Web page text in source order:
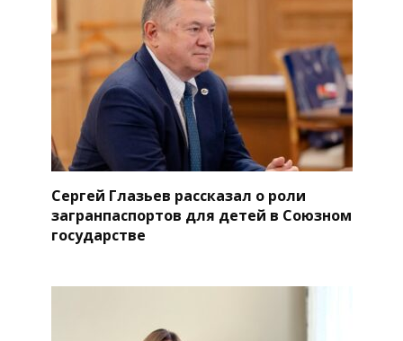
Сергей Глазьев рассказал о роли
загранпаспортов для детей в Союзном
государстве